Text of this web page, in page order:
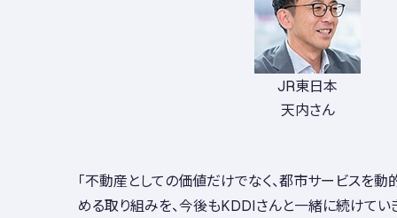
JR東日本
天内さん
「不動産としての価値だけでなく、都市サービスを
める取り組みを、今後もKDDIさんと一緒に続けてい